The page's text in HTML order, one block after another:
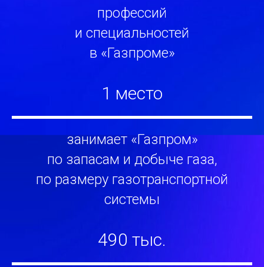
профессий
и специальностей
в «Газпроме»
1 место
занимает «Газпром»
по запасам и добыче газа,
по размеру газотранспортной
системы
490 тыс.